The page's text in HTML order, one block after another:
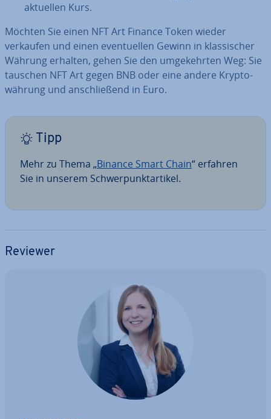
aktuellen Kurs.
Möchten Sie einen NFT Art Finance Token wieder
verkaufen und einen even­tu­el­len Gewinn in klas­si­scher
Währung erhalten, gehen Sie den um­ge­kehr­ten Weg: Sie
tauschen NFT Art gegen BNB oder eine andere Kryp­to­
wäh­rung und an­schlie­ßend in Euro.
Tipp
Mehr zu Thema „Binance Smart Chain“ erfahren
Sie in unserem Schwer­punkt­ar­ti­kel.
Reviewer